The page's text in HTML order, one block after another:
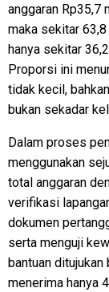
anggaran Rp35,7
maka sekitar
hanya sekitar
Proporsi ini
tidak kecil,
bukan sekadar
Dalam proses
menggunakan
total anggaran
verifikasi
dokumen
serta menguji
bantuan ditujukan
menerima hanya